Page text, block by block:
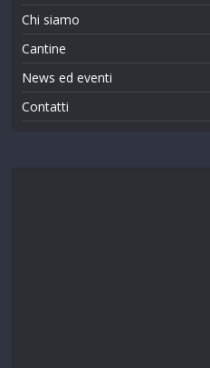
Chi siamo
Cantine
News ed eventi
Contatti